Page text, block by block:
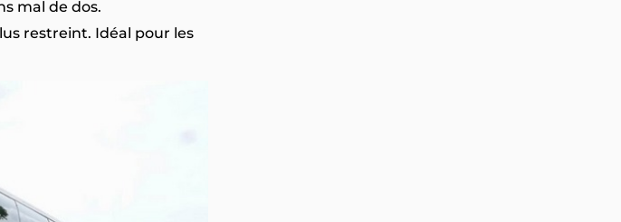
mal de dos.
restreint. Idéal pour les